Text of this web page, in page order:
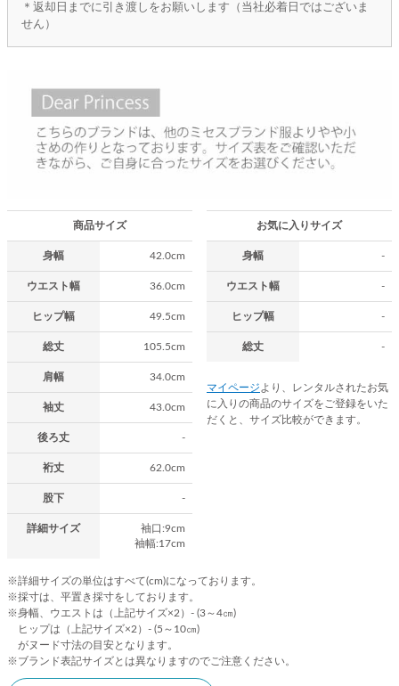
＊返却日までに引き渡しをお願いします（当社必着日ではございま
せん）
商品サイズ
身幅 42.0cm
ウエスト幅 36.0cm
ヒップ幅 49.5cm
総丈 105.5cm
肩幅 34.0cm
袖丈 43.0cm
後ろ丈 -
裄丈 62.0cm
股下 -
詳細サイズ
袖口:9cm
袖幅:17cm
お気に入りサイズ
身幅 -
ウエスト幅 -
ヒップ幅 -
総丈 -
マイページ より、レンタルされたお気
に入りの商品のサイズをご登録をいた
だくと、サイズ比較ができます。
※詳細サイズの単位はすべて(cm)になっております。
※採寸は、平置き採寸をしております。
※身幅、ウエストは（上記サイズ×2）- (3～4㎝)
ヒップは（上記サイズ×2）- (5～10㎝)
がヌード寸法の目安となります。
※ブランド表記サイズとは異なりますのでご注意ください。